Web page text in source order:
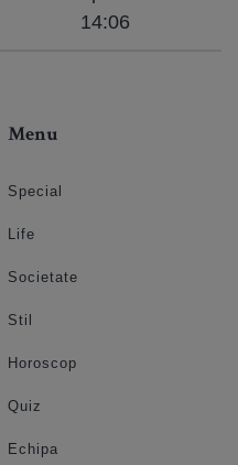
14:06
Menu
Special
Life
Societate
Stil
Horoscop
Quiz
Echipa